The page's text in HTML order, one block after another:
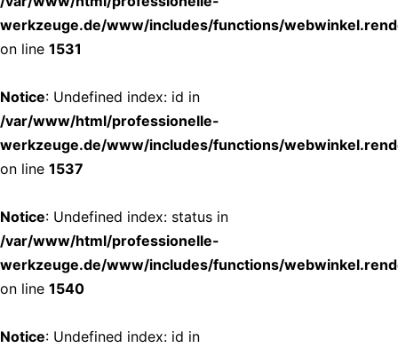
werkzeuge.de/www/includes/functions/
on line 1531
Notice: Undefined index: id in
/var/www/html/professionelle-
werkzeuge.de/www/includes/functions/
on line 1537
Notice: Undefined index: status in
/var/www/html/professionelle-
werkzeuge.de/www/includes/functions/
on line 1540
Notice: Undefined index: id in